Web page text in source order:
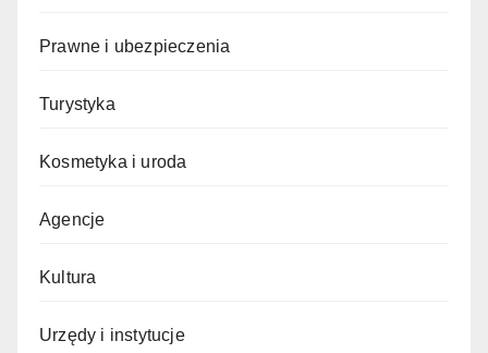
Prawne i ubezpieczenia
Turystyka
Kosmetyka i uroda
Agencje
Kultura
Urzędy i instytucje